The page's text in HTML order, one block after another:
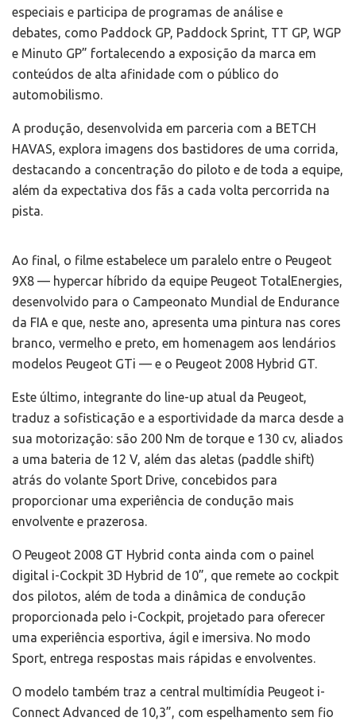
especiais e participa de programas de análise e
debates, como Paddock GP, Paddock Sprint, TT GP, WGP
e Minuto GP” fortalecendo a exposição da marca em
conteúdos de alta afinidade com o público do
automobilismo.
A produção, desenvolvida em parceria com a BETCH
HAVAS, explora imagens dos bastidores de uma corrida,
destacando a concentração do piloto e de toda a equipe,
além da expectativa dos fãs a cada volta percorrida na
pista.
Ao final, o filme estabelece um paralelo entre o Peugeot
9X8 — hypercar híbrido da equipe Peugeot TotalEnergies,
desenvolvido para o Campeonato Mundial de Endurance
da FIA e que, neste ano, apresenta uma pintura nas cores
branco, vermelho e preto, em homenagem aos lendários
modelos Peugeot GTi — e o Peugeot 2008 Hybrid GT.
Este último, integrante do line-up atual da Peugeot,
traduz a sofisticação e a esportividade da marca desde a
sua motorização: são 200 Nm de torque e 130 cv, aliados
a uma bateria de 12 V, além das aletas (paddle shift)
atrás do volante Sport Drive, concebidos para
proporcionar uma experiência de condução mais
envolvente e prazerosa.
O Peugeot 2008 GT Hybrid conta ainda com o painel
digital i-Cockpit 3D Hybrid de 10”, que remete ao cockpit
dos pilotos, além de toda a dinâmica de condução
proporcionada pelo i-Cockpit, projetado para oferecer
uma experiência esportiva, ágil e imersiva. No modo
Sport, entrega respostas mais rápidas e envolventes.
O modelo também traz a central multimídia Peugeot i-
Connect Advanced de 10,3”, com espelhamento sem fio